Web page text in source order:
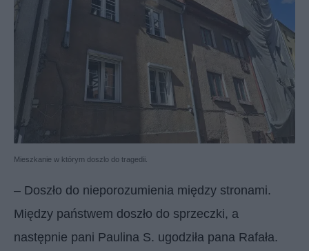
Mieszkanie w którym doszlo do tragedii.
– Doszło do nieporozumienia między stronami.
Między państwem doszło do sprzeczki, a
następnie pani Paulina S. ugodziła pana Rafała.